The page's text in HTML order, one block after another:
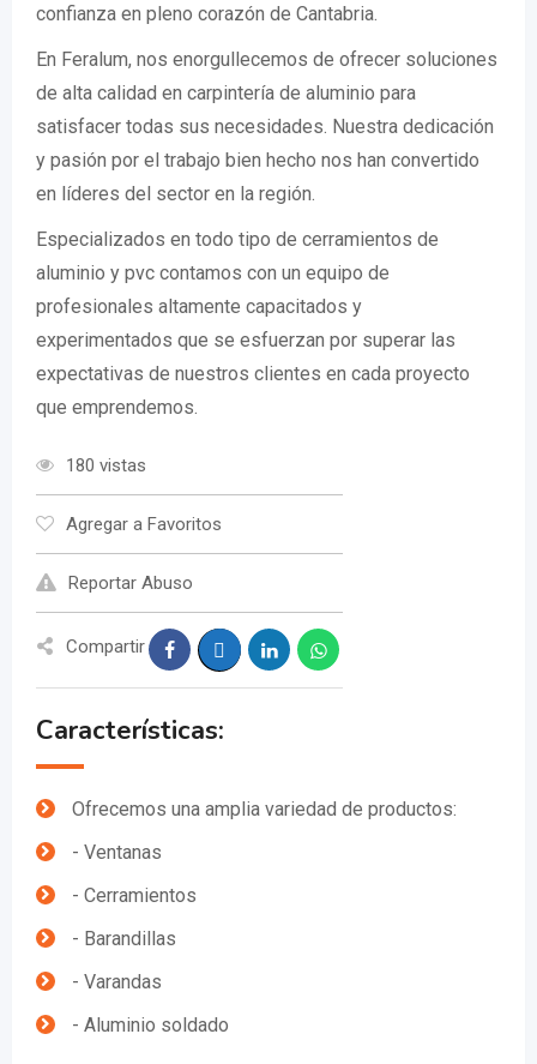
confianza en pleno corazón de Cantabria.
En Feralum, nos enorgullecemos de ofrecer soluciones
de alta calidad en carpintería de aluminio para
satisfacer todas sus necesidades. Nuestra dedicación
y pasión por el trabajo bien hecho nos han convertido
en líderes del sector en la región.
Especializados en todo tipo de cerramientos de
aluminio y pvc contamos con un equipo de
profesionales altamente capacitados y
experimentados que se esfuerzan por superar las
expectativas de nuestros clientes en cada proyecto
que emprendemos.
180 vistas
Agregar a Favoritos
Reportar Abuso
Compartir
Características:
Ofrecemos una amplia variedad de productos:
- Ventanas
- Cerramientos
- Barandillas
- Varandas
- Aluminio soldado